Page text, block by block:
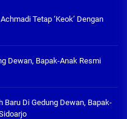
Tetap ‘Keok’ Dengan
Dewan, Bapak-Anak Resmi
Baru Di Gedung Dewan, Bapak-